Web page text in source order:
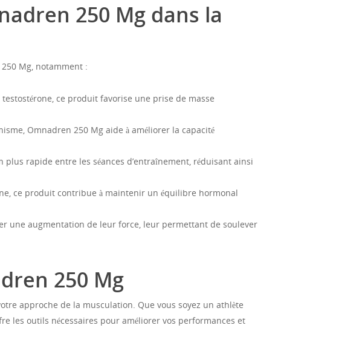
250 Mg dans la
Mg, notamment :
ce produit favorise une prise de masse
Omnadren 250 Mg aide à améliorer la capacité
plus rapide entre les séances d’entraînement, réduisant ainsi
ce produit contribue à maintenir un équilibre hormonal
une augmentation de leur force, leur permettant de soulever
250 Mg
approche de la musculation. Que vous soyez un athlète
les outils nécessaires pour améliorer vos performances et